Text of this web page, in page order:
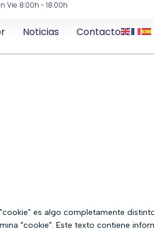
Vie 8:00h - 18:00h
Noticias Contacto
es algo completamente
"cookie". Este texto contiene